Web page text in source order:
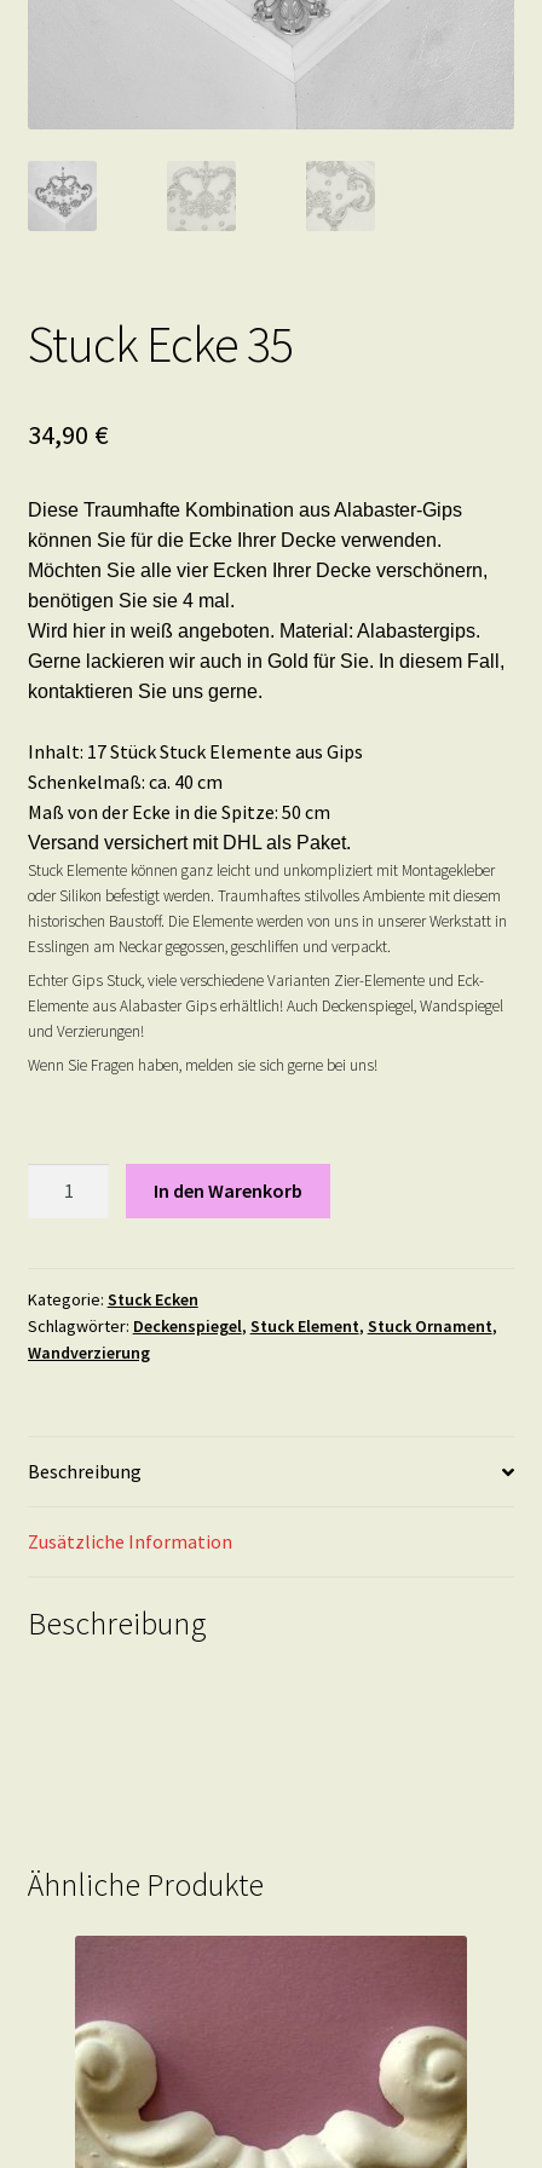
Stuck Ecke 35
34,90 €
Diese Traumhafte Kombination aus Alabaster-Gips
können Sie für die Ecke Ihrer Decke verwenden.
Möchten Sie alle vier Ecken Ihrer Decke verschönern,
benötigen Sie sie 4 mal.
Wird hier in weiß angeboten. Material: Alabastergips.
Gerne lackieren wir auch in Gold für Sie. In diesem Fall,
kontaktieren Sie uns gerne.
Inhalt: 17 Stück Stuck Elemente aus Gips
Schenkelmaß: ca. 40 cm
Maß von der Ecke in die Spitze: 50 cm
Versand versichert mit DHL als Paket.
Stuck Elemente können ganz leicht und unkompliziert mit Montagekleber
oder Silikon befestigt werden. Traumhaftes stilvolles Ambiente mit diesem
historischen Baustoff. Die Elemente werden von uns in unserer Werkstatt in
Esslingen am Neckar gegossen, geschliffen und verpackt.
Echter Gips Stuck, viele verschiedene Varianten Zier-Elemente und Eck-
Elemente aus Alabaster Gips erhältlich! Auch Deckenspiegel, Wandspiegel
und Verzierungen!
Wenn Sie Fragen haben, melden sie sich gerne bei uns!
In den Warenkorb
Kategorie: Stuck Ecken
Schlagwörter: Deckenspiegel, Stuck Element, Stuck Ornament,
Wandverzierung
Beschreibung
Zusätzliche Information
Beschreibung
Ähnliche Produkte